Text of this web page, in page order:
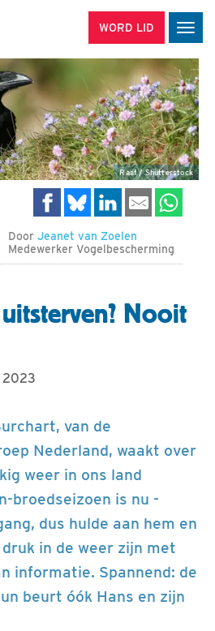
WORD LID
Raaf / Shutterstock
Door Jeanet van Zoelen
Medewerker Vogelbescherming
Nooit
2023
van de
Nederland, waakt over
weer in ons land
broedseizoen is nu -
dus hulde aan hem en
in de weer zijn met
informatie. Spannend: de
beurt óók Hans en zijn